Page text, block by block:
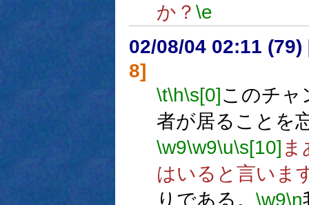
か？ \e
02/08/04 02:11 (79)
8]
\t\h\s[0]このチャ
者が居ることを
\w9\w9\u\s[10] ま
はいると言いま
りである。 \w9\n